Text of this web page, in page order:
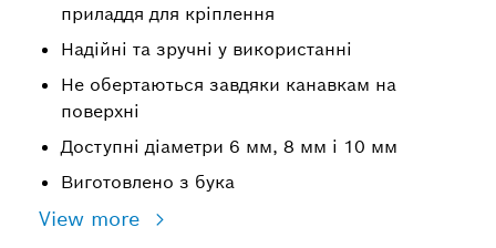
приладдя для кріплення
Надійні та зручні у використанні
Не обертаються завдяки канавкам на
поверхні
Доступні діаметри 6 мм, 8 мм і 10 мм
Виготовлено з бука
View more